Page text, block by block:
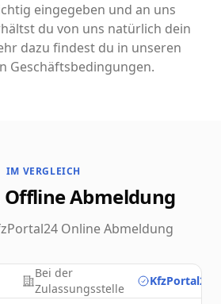
eingegeben und an uns
du von uns natürlich dein
dazu findest du in unseren
Geschäftsbedingungen.
IM VERGLEICH
Offline Abmeldung
Online Abmeldung
Bei der
Zulassungsstelle